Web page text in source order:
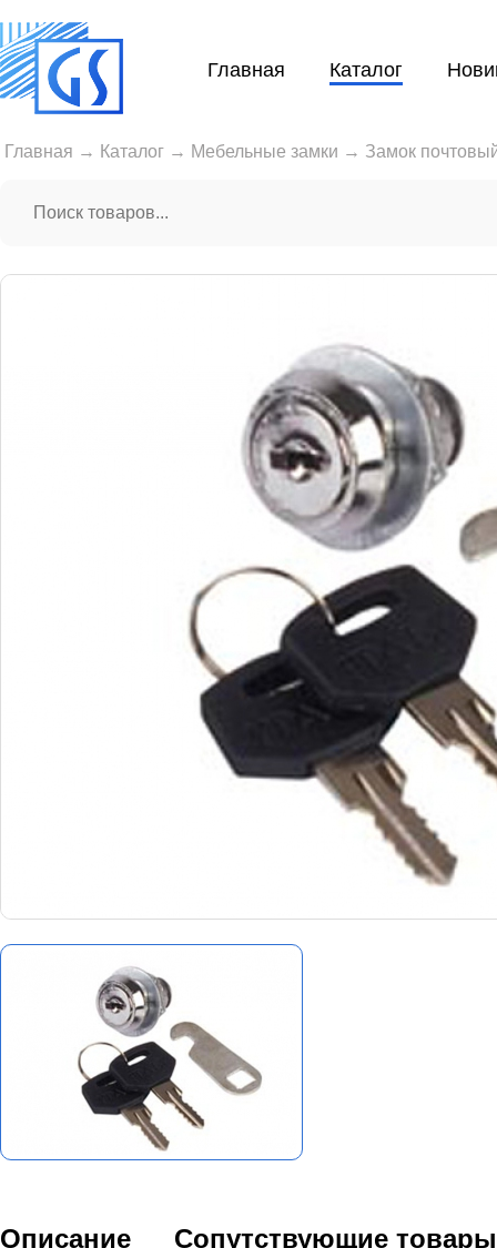
Главная Каталог
Главная → Каталог → Мебельные замки → Замок
Описание Сопутствующие товары